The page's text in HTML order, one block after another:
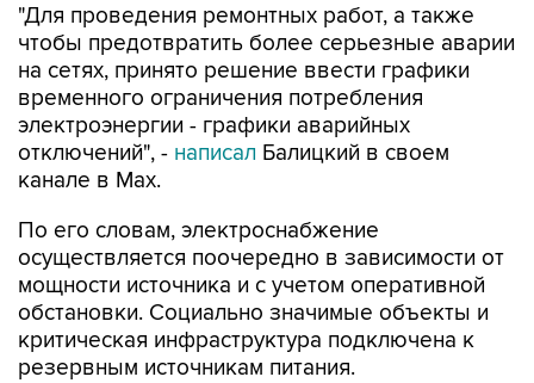
"Для проведения ремонтных работ, а также
чтобы предотвратить более серьезные аварии
на сетях, принято решение ввести графики
временного ограничения потребления
электроэнергии - графики аварийных
отключений", - написал Балицкий в своем
канале в Max.
По его словам, электроснабжение
осуществляется поочередно в зависимости от
мощности источника и с учетом оперативной
обстановки. Социально значимые объекты и
критическая инфраструктура подключена к
резервным источникам питания.